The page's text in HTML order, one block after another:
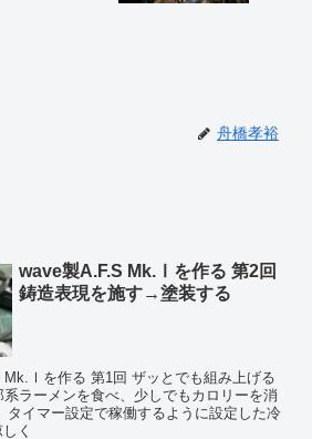
舟橋孝裕
wave製A.F.S Mk.Ⅰを作る 第2回
鋳造表現を施す→塗装する
を作る 第1回 ザッとでも組み上げる
ラーメンを食べ、少しでもカロリーを消
タイマー設定で稼働するように設定した冷
く